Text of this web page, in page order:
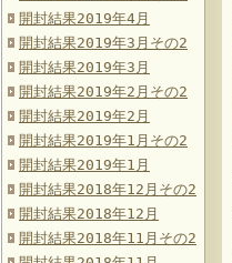
開封結果2019年4月
開封結果2019年3月その2
開封結果2019年3月
開封結果2019年2月その2
開封結果2019年2月
開封結果2019年1月その2
開封結果2019年1月
開封結果2018年12月その2
開封結果2018年12月
開封結果2018年11月その2